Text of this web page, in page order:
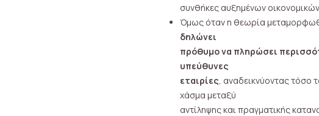
συνθήκες αυξημένων
Όμως όταν η θεωρία
δηλώνει
πρόθυμο να πληρώσει
υπεύθυνες
εταιρίες , αναδεικνύοντας τόσο
χάσμα μεταξύ
αντίληψης και πραγματικής